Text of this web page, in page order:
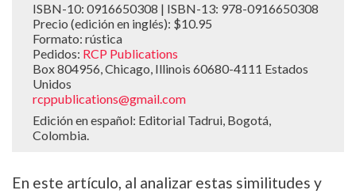
ISBN-10: 0916650308 | ISBN-13: 978-0916650308
Precio (edición en inglés): $10.95
Formato: rústica
Pedidos: RCP Publications
Box 804956, Chicago, Illinois 60680-4111 Estados
Unidos
rcppublications@gmail.com
Edición en español: Editorial Tadrui, Bogotá,
Colombia.
En este artículo, al analizar estas similitudes y